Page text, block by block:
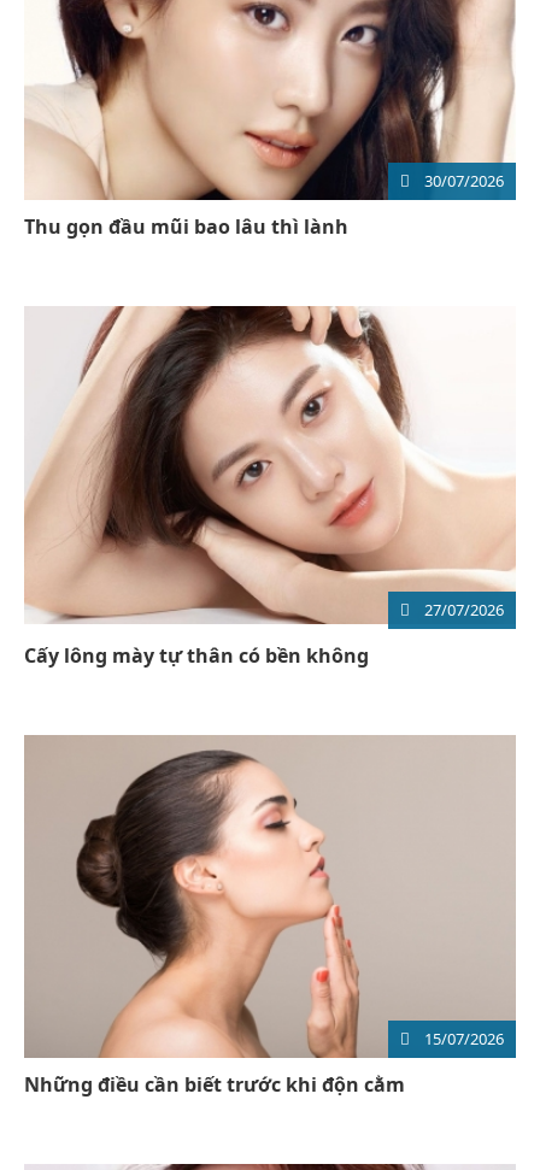
30/07/2026
Thu gọn đầu mũi bao lâu thì lành
27/07/2026
Cấy lông mày tự thân có bền không
15/07/2026
Những điều cần biết trước khi độn cằm